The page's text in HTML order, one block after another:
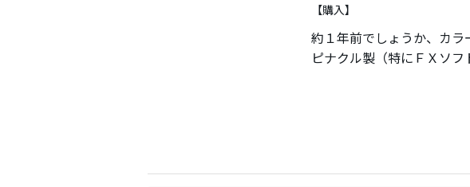
【購入】
約１年前でしょうか、カ
ピナクル製（特にＦＸソフ
1. ローコスト（￥2,000/15
2. 飛距離・スピン共に、